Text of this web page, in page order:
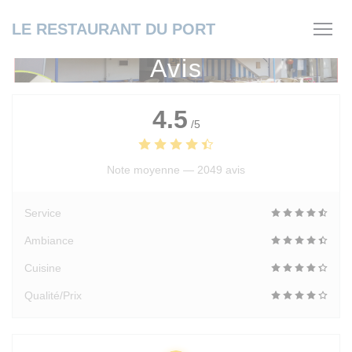
LE RESTAURANT DU PORT
Avis
4.5 /5
Note moyenne — 2049 avis
Service
Ambiance
Cuisine
Qualité/Prix